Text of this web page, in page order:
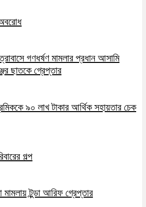
গণধর্ষণ মামলার প্রধান আসামি
ছাতকে গ্রেপ্তার
৯০ লাখ টাকার আর্থিক সহায়তার চেক
গল্প
মামলায় টুন্ডা আরিফ গ্রেপ্তার